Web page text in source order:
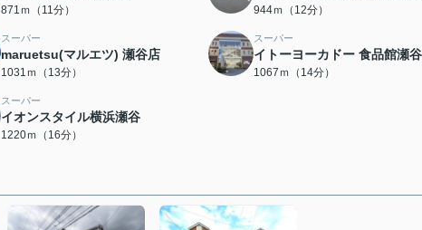
871ｍ（11分） 944ｍ（12分）
スーパー
maruetsu(マルエツ) 瀬谷店
1031ｍ（13分）
スーパー
イトーヨーカドー 食品館瀬
1067ｍ（14分）
スーパー
イオンスタイル横浜瀬谷
1220ｍ（16分）